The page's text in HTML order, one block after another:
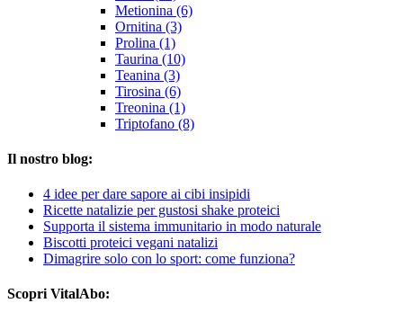
Metionina (6)
Ornitina (3)
Prolina (1)
Taurina (10)
Teanina (3)
Tirosina (6)
Treonina (1)
Triptofano (8)
Il nostro blog:
4 idee per dare sapore ai cibi insipidi
Ricette natalizie per gustosi shake proteici
Supporta il sistema immunitario in modo naturale
Biscotti proteici vegani natalizi
Dimagrire solo con lo sport: come funziona?
Scopri VitalAbo: